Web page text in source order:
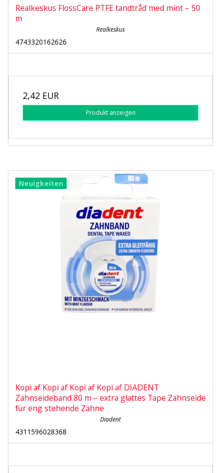
Realkeskus FlossCare PTFE tandtråd med mint – 50
m
Realkeskus
4743320162626
2,42 EUR
Produkt anzeigen
Neuigkeiten
Kopi af Kopi af Kopi af Kopi af DIADENT
Zahnseideband 80 m – extra glattes Tape Zahnseide
für eng stehende Zähne
Diadent
4311596028368